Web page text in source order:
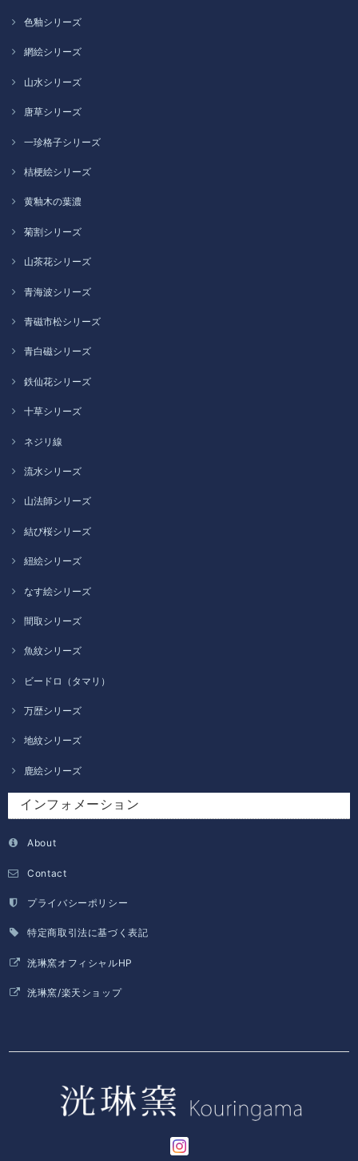
色釉シリーズ
網絵シリーズ
山水シリーズ
唐草シリーズ
一珍格子シリーズ
桔梗絵シリーズ
黄釉木の葉濃
菊割シリーズ
山茶花シリーズ
青海波シリーズ
青磁市松シリーズ
青白磁シリーズ
鉄仙花シリーズ
十草シリーズ
ネジリ線
流水シリーズ
山法師シリーズ
結び桜シリーズ
紐絵シリーズ
なす絵シリーズ
間取シリーズ
魚紋シリーズ
ビードロ（タマリ）
万歴シリーズ
地紋シリーズ
鹿絵シリーズ
インフォメーション
About
Contact
プライバシーポリシー
特定商取引法に基づく表記
洸琳窯オフィシャルHP
洸琳窯/楽天ショップ